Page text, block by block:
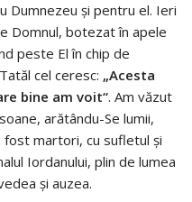
Dumnezeu și pentru el. Ieri
Domnul, botezat în apele
peste El în chip de
cel ceresc: „Acesta
bine am voit“. Am văzut
arătându-Se lumii,
fost martori, cu sufletul și
Iordanului, plin de lumea
și auzea.